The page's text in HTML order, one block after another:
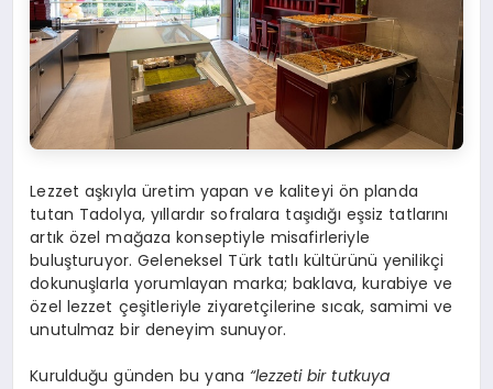
Lezzet aşkıyla üretim yapan ve kaliteyi ön planda
tutan Tadolya, yıllardır sofralara taşıdığı eşsiz tatlarını
artık özel mağaza konseptiyle misafirleriyle
buluşturuyor. Geleneksel Türk tatlı kültürünü yenilikçi
dokunuşlarla yorumlayan marka; baklava, kurabiye ve
özel lezzet çeşitleriyle ziyaretçilerine sıcak, samimi ve
unutulmaz bir deneyim sunuyor.
Kurulduğu günden bu yana “lezzeti bir tutkuya